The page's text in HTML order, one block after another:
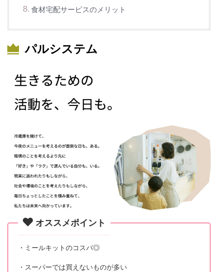
食材宅配サービスのメリット
パルシステム
オススメポイント
・ミールキットのコスパ◎
・スーパーでは買えないものが多い